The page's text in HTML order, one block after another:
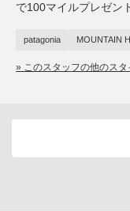
で100マイルプレゼン
patagonia MOUNTAIN
» このスタッフの他のス